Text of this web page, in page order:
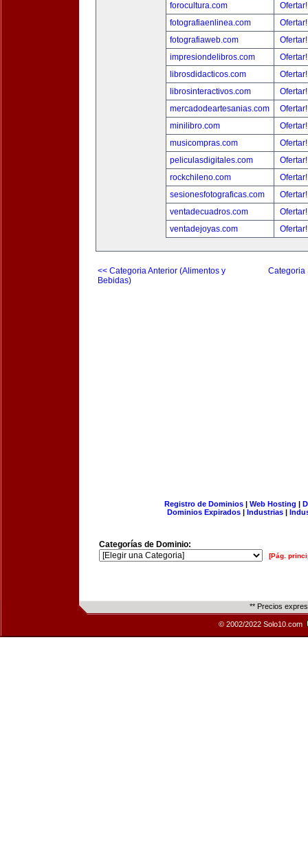
forocultura.com
fotografiaenlinea.com
fotografiaweb.com
impresiondelibros.com
librosdidacticos.com
librosinteractivos.com
mercadodeartesanias.com
minilibro.com
musicompras.com
peliculasdigitales.com
rockchileno.com
sesionesfotograficas.com
ventadecuadros.com
ventadejoyas.com
<< Categoria Anterior (Alimentos y
Bebidas)
Categoria
Registro de Dominios| Web Hosting |
Dominios Expirados | Industrias |
Categorías de Dominio:
[Pág.
** Precios
© 2002/2022 Solo10.com